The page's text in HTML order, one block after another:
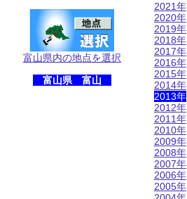
富山県内の地点を選択
富山県 富山
2021年
2020年
2019年
2018年
2017年
2016年
2015年
2014年
2013年
2012年
2011年
2010年
2009年
2008年
2007年
2006年
2005年